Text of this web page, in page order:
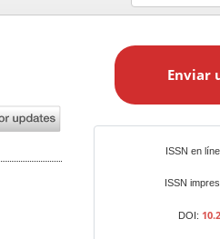
a
Enviar
ISSN en
ISSN
DOI: